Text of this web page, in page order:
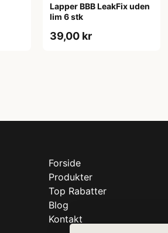
Lapper BBB LeakFix uden
lim 6 stk
39,00 kr
Forside
Produkter
Top Rabatter
Blog
Kontakt